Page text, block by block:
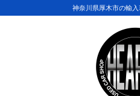
神奈川県厚木市の輸